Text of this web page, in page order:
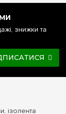
знижки та
ізолента